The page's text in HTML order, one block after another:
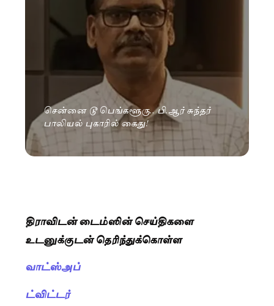
சென்னை டூ பெங்களூரு.. பி.ஆர் சுந்தர்
பாலியல் புகாரில் கைது!
திராவிடன் டைம்ஸின் செய்திகளை
உடனுக்குடன் தெரிந்துக்கொள்ள
வாட்ஸ்அப்
ட்விட்டர்